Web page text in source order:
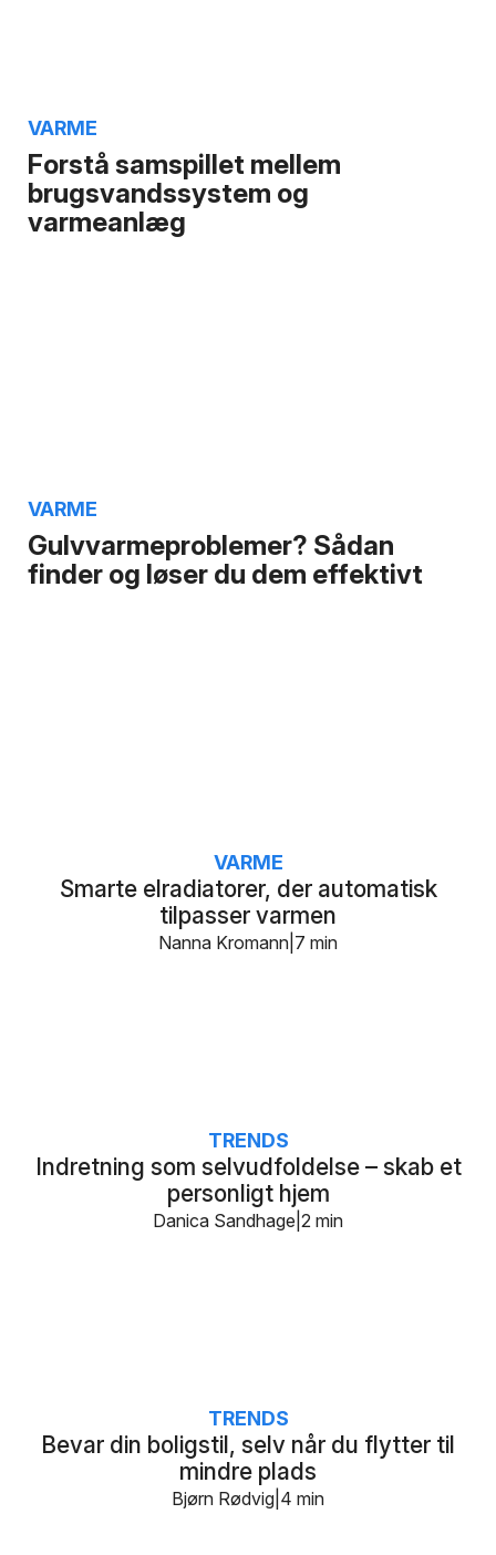
Forstå samspillet mellem
brugsvandssystem og
varmeanlæg
VARME
Gulvvarmeproblemer? Sådan
finder og løser du dem effektivt
VARME
Smarte elradiatorer, der automatisk
tilpasser varmen
VARME
7 min
Nanna Kromann
Indretning som selvudfoldelse – skab et
personligt hjem
TRENDS
2 min
Danica Sandhage
Bevar din boligstil, selv når du flytter til
mindre plads
TRENDS
4 min
Bjørn Rødvig